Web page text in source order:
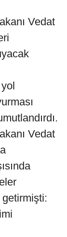
Vedat
Vedat
getirmişti: